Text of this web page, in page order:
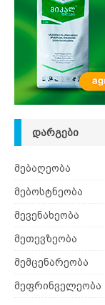
ᲓᲐᲠᲒᲔᲑᲘ
მებაღეობა
მებოსტნეობა
მევენახეობა
მეთევზეობა
მემცენარეობა
მეფრინველეობა